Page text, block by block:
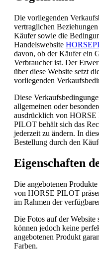
Die vorliegenden
vertraglichen
Käufer sowie die
Handelswebsite
davon, ob der Käufer ein
Verbraucher ist. Der
über diese Website setzt
vorliegenden
Diese
allgemeinen oder
ausdrücklich von
PILOT behält sich das
jederzeit zu ändern. In
Bestellung durch den
Eigenschaften
Die angebotenen
von HORSE PILOT
im Rahmen der
Die Fotos auf der
können jedoch keine
angebotenen Produkt
Farben.